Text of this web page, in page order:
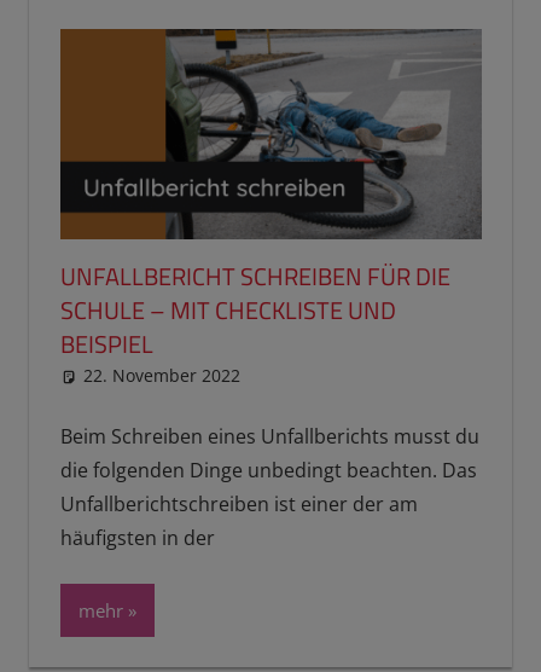
UNFALLBERICHT SCHREIBEN FÜR DIE
SCHULE – MIT CHECKLISTE UND
BEISPIEL
22. November 2022
Beim Schreiben eines Unfallberichts musst du
die folgenden Dinge unbedingt beachten. Das
Unfallberichtschreiben ist einer der am
häufigsten in der
mehr